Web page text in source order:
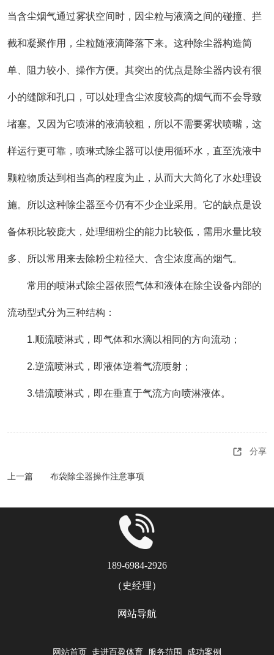
当含尘烟气通过雾状空间时，因尘粒与液滴之间的碰撞、拦
截和凝聚作用，尘粒随液滴降落下来。这种除尘器构造简
单、阻力较小、操作方便。其突出的优点是除尘器内设有很
小的缝隙和孔口，可以处理含尘浓度较高的烟气而不会导致
堵塞。又因为它喷淋的液滴较粗，所以不需要雾状喷嘴，这
样运行更可靠，喷琳式除尘器可以使用循环水，直至洗液中
颗粒物质达到相当高的程度为止，从而大大简化了水处理设
施。所以这种除尘器至今仍有不少企业采用。它的缺点是设
备体积比较庞大，处理细粉尘的能力比较低，需用水量比较
多、所以常用来去除粉尘粒径大、含尘浓度高的烟气。
常用的喷淋式除尘器依照气体和液体在除尘设备内部的
流动型式分为三种结构：
1.顺流喷淋式，即气体和水滴以相同的方向流动；
2.逆流喷淋式，即液体逆着气流喷射；
3.错流喷淋式，即在垂直于气流方向喷淋液体。
分享
上一篇 布袋除尘器操作注意事项
189-6984-2926
（史经理）
网站导航
网站首页 走进百盈体育 服务范围 成功案例